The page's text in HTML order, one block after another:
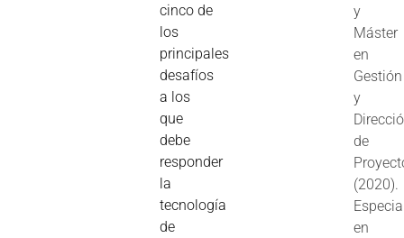
cinco de
los
principales
desafíos
a los
que
debe
responder
la
tecnología
de
y
Máster
en
Gestión
y
de
(2020).
en